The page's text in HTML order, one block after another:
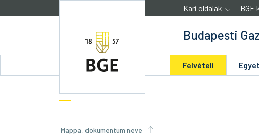
Kari oldalak BGE
Budapesti
Felvételi
Mappa, dokumentum neve